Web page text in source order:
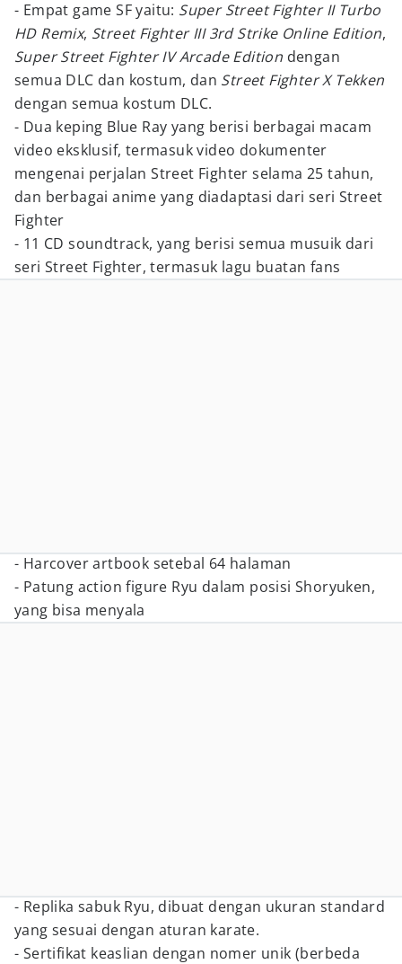
- Empat game SF yaitu: Super Street Fighter II Turbo
HD Remix, Street Fighter III 3rd Strike Online Edition,
Super Street Fighter IV Arcade Edition dengan
semua DLC dan kostum, dan Street Fighter X Tekken
dengan semua kostum DLC.
- Dua keping Blue Ray yang berisi berbagai macam
video eksklusif, termasuk video dokumenter
mengenai perjalan Street Fighter selama 25 tahun,
dan berbagai anime yang diadaptasi dari seri Street
Fighter
- 11 CD soundtrack, yang berisi semua musuik dari
seri Street Fighter, termasuk lagu buatan fans
- Harcover artbook setebal 64 halaman
- Patung action figure Ryu dalam posisi Shoryuken,
yang bisa menyala
- Replika sabuk Ryu, dibuat dengan ukuran standard
yang sesuai dengan aturan karate.
- Sertifikat keaslian dengan nomer unik (berbeda